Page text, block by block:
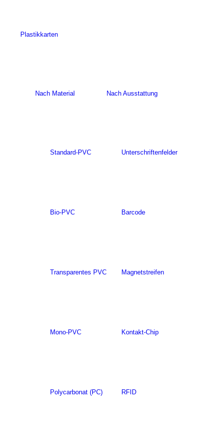
Plastikkarten
Nach Material
Standard-PVC
Bio-PVC
Transparentes PVC
Mono-PVC
Polycarbonat (PC)
Nach Ausstattung
Unterschriftenfelder
Barcode
Magnetstreifen
Kontakt-Chip
RFID